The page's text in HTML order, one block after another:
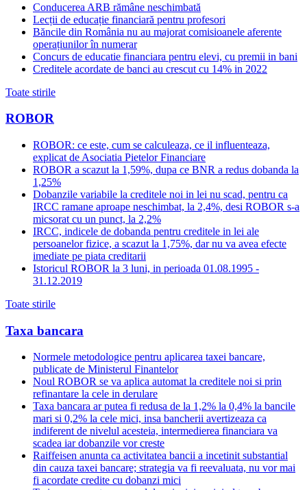
Conducerea ARB rămâne neschimbată
Lecții de educație financiară pentru profesori
Băncile din România nu au majorat comisioanele aferente
operațiunilor în numerar
Concurs de educatie financiara pentru elevi, cu premii in bani
Creditele acordate de banci au crescut cu 14% in 2022
Toate stirile
ROBOR
ROBOR: ce este, cum se calculeaza, ce il influenteaza,
explicat de Asociatia Pietelor Financiare
ROBOR a scazut la 1,59%, dupa ce BNR a redus dobanda la
1,25%
Dobanzile variabile la creditele noi in lei nu scad, pentru ca
IRCC ramane aproape neschimbat, la 2,4%, desi ROBOR s-a
micsorat cu un punct, la 2,2%
IRCC, indicele de dobanda pentru creditele in lei ale
persoanelor fizice, a scazut la 1,75%, dar nu va avea efecte
imediate pe piata creditarii
Istoricul ROBOR la 3 luni, in perioada 01.08.1995 -
31.12.2019
Toate stirile
Taxa bancara
Normele metodologice pentru aplicarea taxei bancare,
publicate de Ministerul Finantelor
Noul ROBOR se va aplica automat la creditele noi si prin
refinantare la cele in derulare
Taxa bancara ar putea fi redusa de la 1,2% la 0,4% la bancile
mari si 0,2% la cele mici, insa bancherii avertizeaza ca
indiferent de nivelul acesteia, intermedierea financiara va
scadea iar dobanzile vor creste
Raiffeisen anunta ca activitatea bancii a incetinit substantial
din cauza taxei bancare; strategia va fi reevaluata, nu vor mai
fi acordate credite cu dobanzi mici